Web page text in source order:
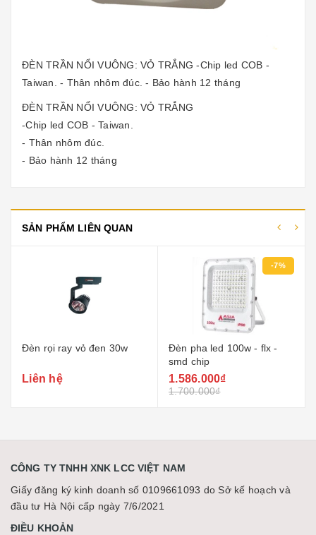
ĐÈN TRẦN NỔI VUÔNG: VỎ TRẮNG -Chip led COB -
Taiwan. - Thân nhôm đúc. - Bảo hành 12 tháng
ĐÈN TRẦN NỔI VUÔNG: VỎ TRẮNG
-Chip led COB - Taiwan.
- Thân nhôm đúc.
- Bảo hành 12 tháng
SẢN PHẨM LIÊN QUAN
30w
Đèn pha led 100w - flx -
Âm trần mặt kính
CÔNG TY TNHH XNK LCC VIỆT NAM
Giấy đăng ký kinh doanh số 0109661093 do Sở kế hoạch và
đầu tư Hà Nội cấp ngày 7/6/2021
ĐIỀU KHOẢN